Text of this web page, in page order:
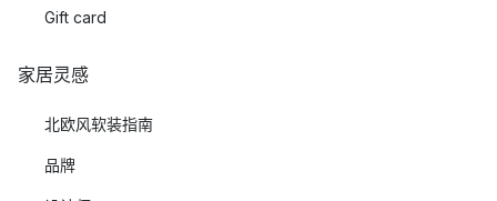
Gift card
家居灵感
北欧风软装指南
品牌